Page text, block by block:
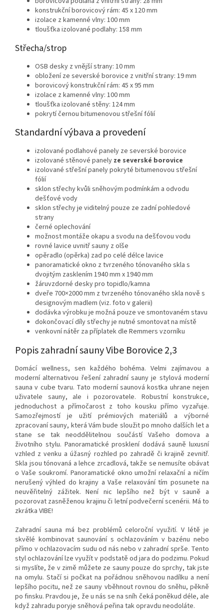
konstrukční borovicový rám: 45 x 120 mm
izolace z kamenné vlny: 100 mm
tloušťka izolované podlahy: 158 mm
Střecha/strop
OSB desky z vnější strany: 10 mm
obložení ze severské borovice z vnitřní strany: 19 mm
borovicový konstrukční rám: 45 x 95 mm
izolace z kamenné vlny: 100 mm
tloušťka izolované stěny: 124 mm
pokrytí černou bitumenovou střešní fólií
Standardní výbava a provedení
izolované podlahové panely ze severské borovice
izolované stěnové panely ze severské borovice
izolované střešní panely pokryté bitumenovou střešní
fólií
sklon střechy kvůli sněhovým podmínkám a odvodu
dešťové vody
sklon střechy je viditelný pouze ze zadní pohledové
strany
černé oplechování
možnost montáže okapu a svodu na dešťovou vodu
rovné lavice uvnitř sauny z olše
opěradlo (opěrka) zad po celé délce lavice
panoramatické okno z tvrzeného tónovaného skla s
dvojitým zasklením 1940 mm x 1940 mm
žáruvzdorné desky pro topidlo/kamna
dveře 700×2000 mm z tvrzeného tónovaného skla nově s
designovým madlem (viz. foto v galerii)
dodávka výrobku je možná pouze ve smontovaném stavu
dokončovací díly střechy je nutné smontovat na místě
venkovní nátěr za příplatek dle Remmers vzorníku
Popis zahradní sauny Vibe Borovice 2,3
Domácí wellness, sen každého bohéma. Velmi zajímavou a
moderní alternativou řešení zahradní sauny je stylová moderní
sauna v cube tvaru. Tato moderní saunová kostka uhrane nejen
uživatele sauny, ale i pozorovatele. Robustní konstrukce,
jednoduchost a přímočarost z toho kousku přímo vyzařuje.
Samozřejmostí je užití prémiových materiálů a výborné
zpracovaní sauny, která Vám bude sloužit po mnoho dalších let a
stane se tak neoddělitelnou součástí Vašeho domova a
životního stylu. Panoramatické prosklení dodává sauně luxusní
vzhled z venku a úžasný rozhled po zahradě či krajině zevnitř.
Skla jsou tónovaná a lehce zrcadlová, takže se nemusíte obávat
o Vaše soukromí. Panoramatické okno umožní relaxační a ničím
nerušený výhled do krajiny a Vaše relaxování tím posunete na
neuvěřitelný zážitek. Není nic lepšího než být v sauně a
pozorovat zasněženou krajinu či letní podvečerní scenérii. Má to
zkrátka VIBE!
Zahradní sauna má bez problémů celoroční využití. V létě je
skvělé kombinovat saunování s ochlazováním v bazénu nebo
přímo v ochlazovacím sudu od nás nebo v zahradní sprše. Tento
styl ochlazování lze využít v podstatě od jara do podzimu. Pokud
si myslíte, že v zimě můžete ze sauny pouze do sprchy, tak jste
na omylu. Stačí si počkat na pořádnou sněhovou nadílku a není
lepšího pocitu, než ze sauny vběhnout rovnou do sněhu, pěkně
po finsku. Pravdou je, že u nás se na sníh čeká poněkud déle, ale
když zahradu poryje sněhová peřina tak opravdu neodoláte.